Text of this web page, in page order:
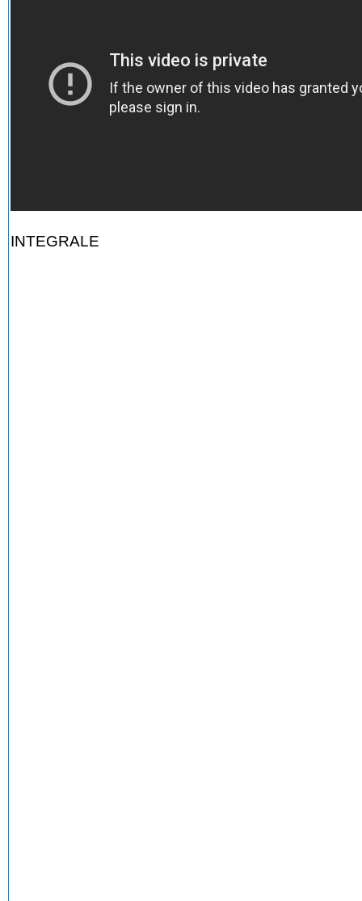
INTEGRALE